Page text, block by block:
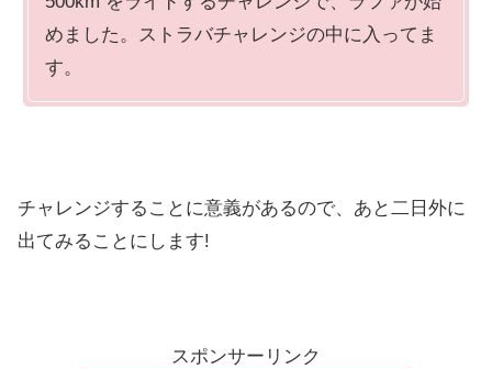
めました。ストラバチャレンジの中に入ってま
す。
チャレンジすることに意義があるので、あと二日外に
出てみることにします!
スポンサーリンク